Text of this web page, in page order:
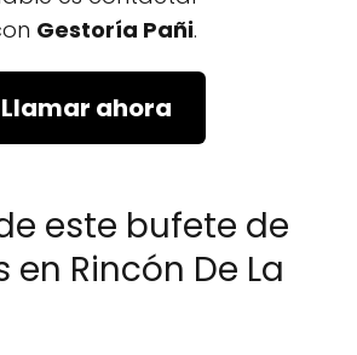
Gestoría Pañi.
Llamar ahora
este bufete de
Rincón De La